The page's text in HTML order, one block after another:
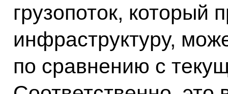
грузопоток, который
инфраструктуру,
по сравнению с